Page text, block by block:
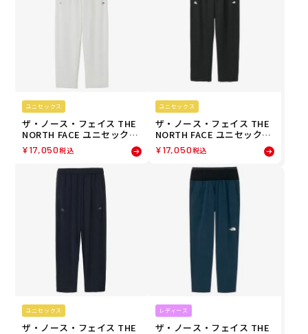
ユニセックス
ザ・ノース・フェイス THE
NORTH FACE ユニセックス
GAR スウェットパンツ ロン
グパンツ NB32667-WX 26S
¥17,050税込
ユニセックス
ザ・ノース・フェイス THE
NORTH FACE ユニセックス
GAR スウェットパンツ ロン
グパンツ NB32667-K 26SS
¥17,050税込
ユニセックス
ザ・ノース・フェイス THE
レディース
ザ・ノース・フェイス THE